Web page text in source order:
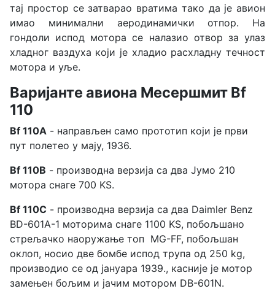
тај простор се затварао вратима тако да је авион
имао минимални аеродинамички отпор. На
гондоли испод мотора се налазио отвор за улаз
хладног ваздуха који је хладио расхладну течност
мотора и уље.
Варијанте авиона Месершмит Bf
110
Bf 110A - направљен само прототип који је први
пут полетео у мају, 1936.
Bf 110B - производна верзија са два Јумо 210
мотора снаге 700 KS.
Bf 110C - производна верзија са два Daimler Benz
BD-601A-1 моторима снаге 1100 KS, побољшано
стрељачко наоружање топ MG-FF, побољшан
оклоп, носио две бомбе испод трупа од 250 kg,
производио се од јануара 1939., касније је мотор
замењен бољим и јачим мотором DB-601N.